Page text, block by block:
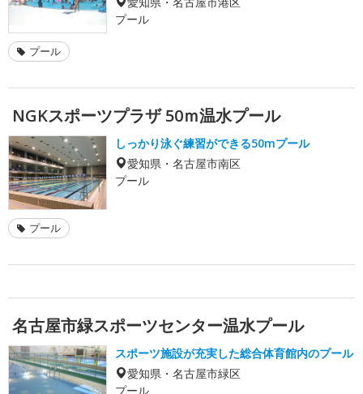
プール
プール
NGKスポーツプラザ 50ｍ温水プール
しっかり泳ぐ練習ができる50mプール
愛知県・名古屋市南区
プール
プール
名古屋市緑スポーツセンター温水プール
スポーツ施設が充実した総合体育館内のプール
愛知県・名古屋市緑区
プール